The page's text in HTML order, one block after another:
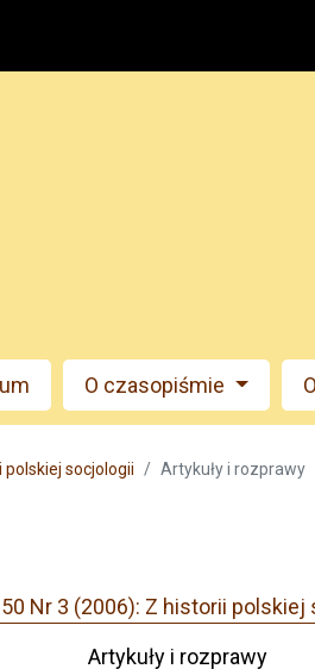
O czasopiśmie
polskiej socjologii Artykuły i rozprawy
Nr 3 (2006): Z historii polskiej
Artykuły i rozprawy